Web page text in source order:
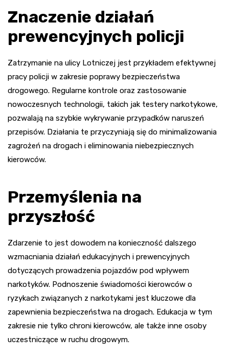
Znaczenie działań
prewencyjnych policji
Zatrzymanie na ulicy Lotniczej jest przykładem efektywnej
pracy policji w zakresie poprawy bezpieczeństwa
drogowego. Regularne kontrole oraz zastosowanie
nowoczesnych technologii, takich jak testery narkotykowe,
pozwalają na szybkie wykrywanie przypadków naruszeń
przepisów. Działania te przyczyniają się do minimalizowania
zagrożeń na drogach i eliminowania niebezpiecznych
kierowców.
Przemyślenia na
przyszłość
Zdarzenie to jest dowodem na konieczność dalszego
wzmacniania działań edukacyjnych i prewencyjnych
dotyczących prowadzenia pojazdów pod wpływem
narkotyków. Podnoszenie świadomości kierowców o
ryzykach związanych z narkotykami jest kluczowe dla
zapewnienia bezpieczeństwa na drogach. Edukacja w tym
zakresie nie tylko chroni kierowców, ale także inne osoby
uczestniczące w ruchu drogowym.